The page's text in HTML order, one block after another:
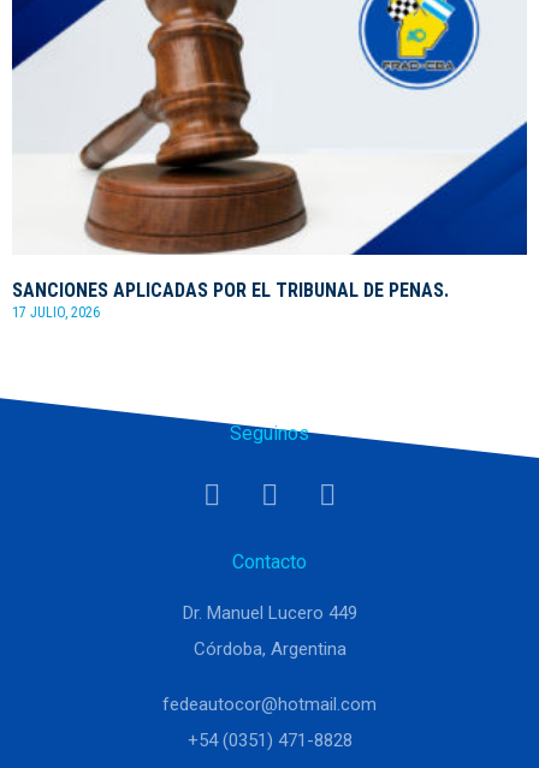
SANCIONES APLICADAS POR EL TRIBUNAL DE PENAS.
17 JULIO, 2026
Seguinos
Contacto
Dr. Manuel Lucero 449
Córdoba, Argentina
fedeautocor@hotmail.com
+54 (0351) 471-8828